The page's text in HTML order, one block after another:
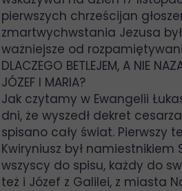
pierwszych chrześcijan
zmartwychwstania Jezusa
ważniejsze od
DLACZEGO BETLEJEM, A NIE
JÓZEF I MARIA?
Jak czytamy w Ewangelii
dni, że wyszedł dekret
spisano cały świat. Pierwszy
Kwiryniusz był namiestnikiem
wszyscy do spisu, każdy do
też i Józef z Galilei, z miasta